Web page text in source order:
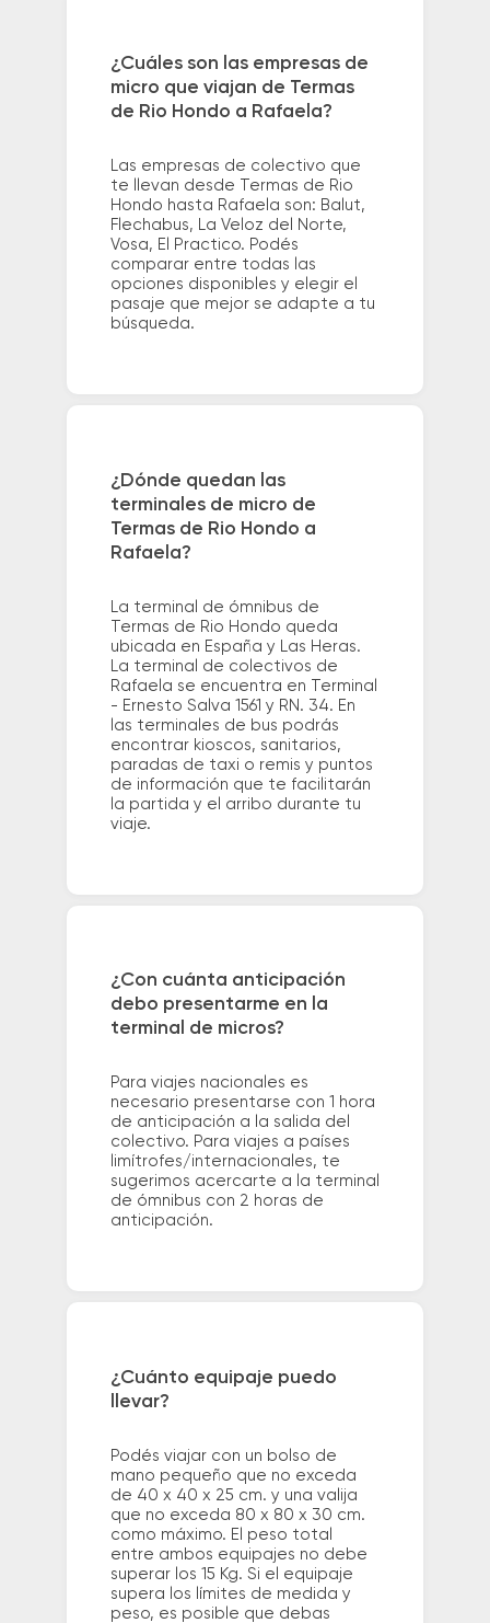
¿Cuáles son las empresas de
micro que viajan de Termas
de Rio Hondo a Rafaela?
Las empresas de colectivo que
te llevan desde Termas de Rio
Hondo hasta Rafaela son: Balut,
Flechabus, La Veloz del Norte,
Vosa, El Practico. Podés
comparar entre todas las
opciones disponibles y elegir el
pasaje que mejor se adapte a tu
búsqueda.
¿Dónde quedan las
terminales de micro de
Termas de Rio Hondo a
Rafaela?
La terminal de ómnibus de
Termas de Rio Hondo queda
ubicada en España y Las Heras.
La terminal de colectivos de
Rafaela se encuentra en Terminal
- Ernesto Salva 1561 y RN. 34. En
las terminales de bus podrás
encontrar kioscos, sanitarios,
paradas de taxi o remis y puntos
de información que te facilitarán
la partida y el arribo durante tu
viaje.
¿Con cuánta anticipación
debo presentarme en la
terminal de micros?
Para viajes nacionales es
necesario presentarse con 1 hora
de anticipación a la salida del
colectivo. Para viajes a países
limítrofes/internacionales, te
sugerimos acercarte a la terminal
de ómnibus con 2 horas de
anticipación.
¿Cuánto equipaje puedo
llevar?
Podés viajar con un bolso de
mano pequeño que no exceda
de 40 x 40 x 25 cm. y una valija
que no exceda 80 x 80 x 30 cm.
como máximo. El peso total
entre ambos equipajes no debe
superar los 15 Kg. Si el equipaje
supera los límites de medida y
peso, es posible que debas